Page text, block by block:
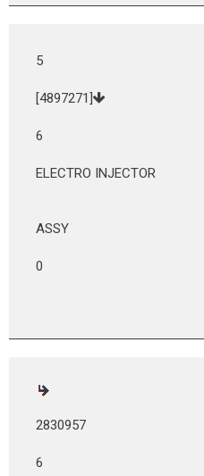
5
[4897271]
6
ELECTRO INJECTOR
ASSY
0
2830957
6